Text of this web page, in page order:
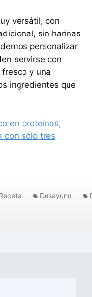
versátil, con
sin harinas
personalizar
servirse con
y una
ingredientes que
en proteínas,
con sólo tres
Receta Desayuno